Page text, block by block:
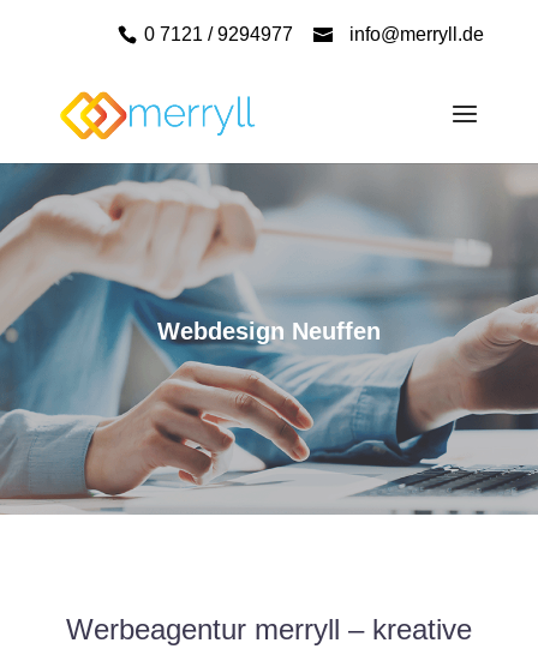
0 7121 / 9294977 info@merryll.de
Webdesign Neuffen
Werbeagentur merryll – kreative